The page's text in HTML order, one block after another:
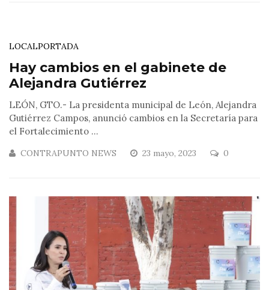
LOCALPORTADA
Hay cambios en el gabinete de
Alejandra Gutiérrez
LEÓN, GTO.- La presidenta municipal de León, Alejandra
Gutiérrez Campos, anunció cambios en la Secretaría para
el Fortalecimiento ...
CONTRAPUNTO NEWS 23 mayo, 2023 0